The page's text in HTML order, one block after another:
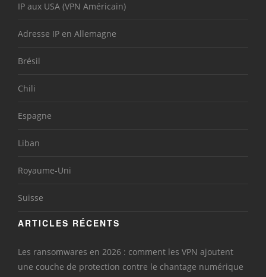
IP aux USA (VPN Américain)
Adresse IP en Allemagne
Brésil
Chili
Espagne
Liban
Royaume-Uni
Suisse
ARTICLES RÉCENTS
Les ransomwares en 2026 : comment les VPN ajoutent
une couche de protection contre le chantage numérique